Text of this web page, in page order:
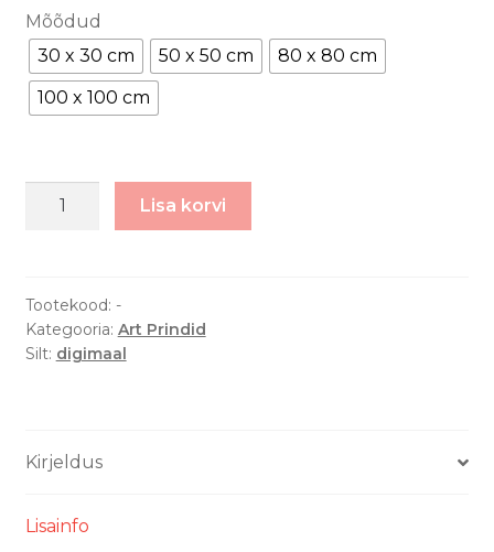
Mõõdud
30 x 30 cm
50 x 50 cm
80 x 80 cm
100 x 100 cm
Eedeni
Print
kogus
Lisa korvi
Tootekood: -
Kategooria: Art Prindid
Silt: digimaal
Kirjeldus
Lisainfo